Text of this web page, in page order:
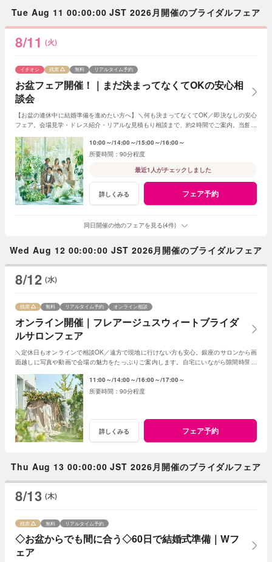
Tue Aug 11 00:00:00 JST 2026月開催のブライダルフェア
8/11 (火)
お盆フェア開催！｜まだ決まってなくてOKの安心相
談会
イチオシ 残席 無料 リアルタイム予約
【お盆の連休中に結婚準備を進めたい方へ】＼何も決まってなくてOK／即決なしの安心
フェア。会場見学・ドレス紹介・リアルな見積もり相談まで、約2時間でご案内。当館来
10:00～ 14:00～ 15:00～ 16:00～
90分程度
最近1人がチェックしました
詳しくみる フェア予約
同日開催の他のフェアを見る(4件)
Wed Aug 12 00:00:00 JST 2026月開催のブライダルフェア
8/12 (水)
オンライン開催｜フレアージュスウィートブライダ
ルサロンフェア
残席 無料 リアルタイム予約 オンライン相談
＼定休日もオンラインで相談OK／遠方で現地に行けない方も安心。銀座のサロンから画
面越しに写真や動画で会場の魅力をたっぷりご案内します。自宅にいながら隙間時間で
11:00～ 14:00～ 16:00～ 17:00～
90分程度
詳しくみる フェア予約
Thu Aug 13 00:00:00 JST 2026月開催のブライダルフェア
8/13 (木)
◇お盆からでも間に合う◇60日で結婚式準備｜Wフ
ェア
残席 無料 リアルタイム予約